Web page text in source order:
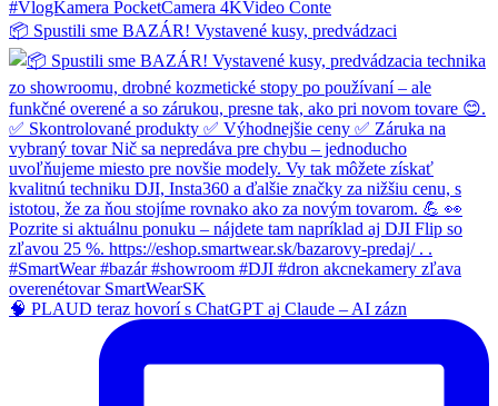
📦 Spustili sme BAZÁR! Vystavené kusy, predvádzaci
🧠 PLAUD teraz hovorí s ChatGPT aj Claude – AI zázn